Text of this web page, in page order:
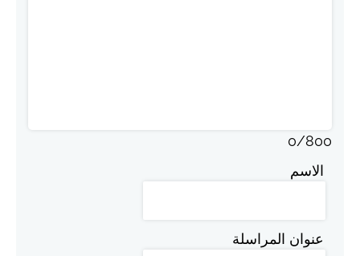
0/800
الاسم
عنوان المراسلة